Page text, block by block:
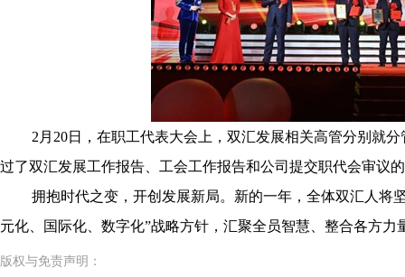
2月20日，在职工代表大会上，双汇发展相关高管分别就分
过了双汇发展工作报告、工会工作报告和公司提交职代会审议
拥抱时代之变，开创发展新局。新的一年，全体双汇人将
元化、国际化、数字化”战略方针，汇聚全员智慧、整合各方
版权与免责声明：